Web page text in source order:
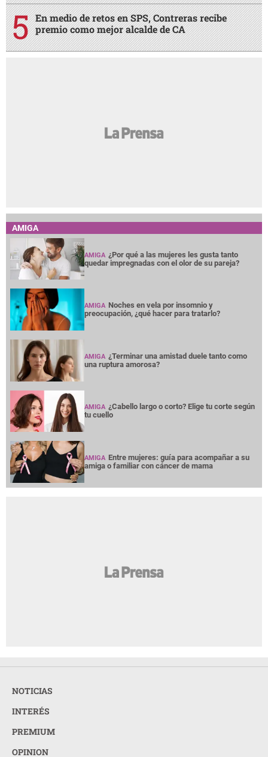
En medio de retos en SPS, Contreras recibe
premio como mejor alcalde de CA
AMIGA
AMIGA ¿Por qué a las mujeres les gusta tanto
quedar impregnadas con el olor de su pareja?
AMIGA Noches en vela por insomnio y
preocupación, ¿qué hacer para tratarlo?
AMIGA ¿Terminar una amistad duele tanto como
una ruptura amorosa?
AMIGA ¿Cabello largo o corto? Elige tu corte según
tu cuello
AMIGA Entre mujeres: guía para acompañar a su
amiga o familiar con cáncer de mama
NOTICIAS
INTERÉS
PREMIUM
OPINION